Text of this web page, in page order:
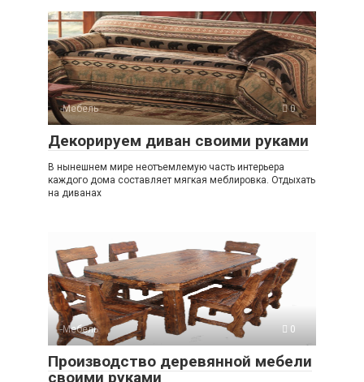
-Мебель 0
Декорируем диван своими руками
В нынешнем мире неотъемлемую часть интерьера
каждого дома составляет мягкая меблировка. Отдыхать
на диванах
-Мебель 0
Производство деревянной мебели
своими руками